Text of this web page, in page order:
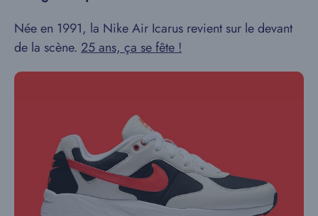
Née en 1991, la Nike Air Icarus revient sur le devant
de la scène. 25 ans, ça se fête !